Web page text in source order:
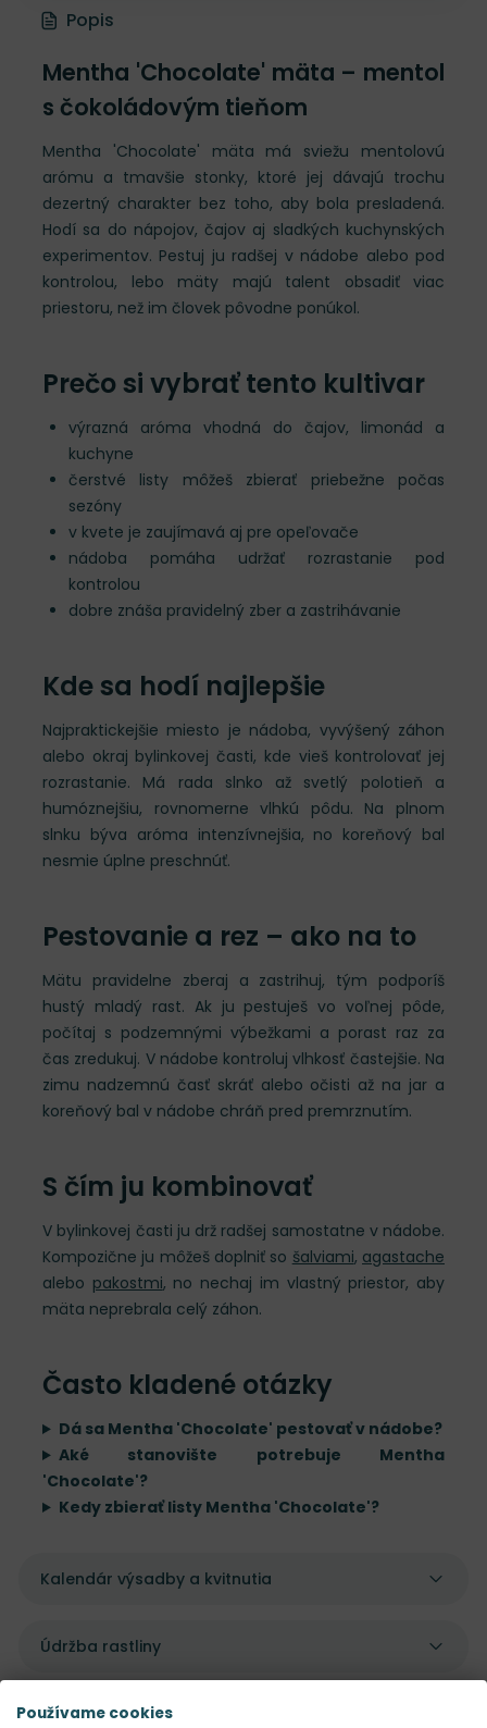
Popis
Mentha 'Chocolate' mäta – mentol
s čokoládovým tieňom
Mentha 'Chocolate' mäta má sviežu mentolovú
arómu a tmavšie stonky, ktoré jej dávajú trochu
dezertný charakter bez toho, aby bola presladená.
Hodí sa do nápojov, čajov aj sladkých kuchynských
experimentov. Pestuj ju radšej v nádobe alebo pod
kontrolou, lebo mäty majú talent obsadiť viac
priestoru, než im človek pôvodne ponúkol.
Prečo si vybrať tento kultivar
výrazná aróma vhodná do čajov, limonád a
kuchyne
čerstvé listy môžeš zbierať priebežne počas
sezóny
v kvete je zaujímavá aj pre opeľovače
nádoba pomáha udržať rozrastanie pod
kontrolou
dobre znáša pravidelný zber a zastrihávanie
Kde sa hodí najlepšie
Najpraktickejšie miesto je nádoba, vyvýšený záhon
alebo okraj bylinkovej časti, kde vieš kontrolovať jej
rozrastanie. Má rada slnko až svetlý polotieň a
humóznejšiu, rovnomerne vlhkú pôdu. Na plnom
slnku býva aróma intenzívnejšia, no koreňový bal
nesmie úplne preschnúť.
Pestovanie a rez – ako na to
Mätu pravidelne zberaj a zastrihuj, tým podporíš
hustý mladý rast. Ak ju pestuješ vo voľnej pôde,
počítaj s podzemnými výbežkami a porast raz za
čas zredukuj. V nádobe kontroluj vlhkosť častejšie. Na
zimu nadzemnú časť skráť alebo očisti až na jar a
koreňový bal v nádobe chráň pred premrznutím.
S čím ju kombinovať
V bylinkovej časti ju drž radšej samostatne v nádobe.
Kompozične ju môžeš doplniť so šalviami, agastache
alebo pakostmi, no nechaj im vlastný priestor, aby
mäta neprebrala celý záhon.
Často kladené otázky
Dá sa Mentha 'Chocolate' pestovať v nádobe?
Aké stanovište potrebuje Mentha
'Chocolate'?
Kedy zbierať listy Mentha 'Chocolate'?
Kalendár výsadby a kvitnutia
Údržba rastliny
Používame cookies